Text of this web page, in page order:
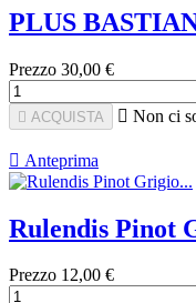
PLUS
Prezzo 30,00 €
 ACQUISTA  Non ci
 Anteprima
Rulendis Pinot
Prezzo 12,00 €